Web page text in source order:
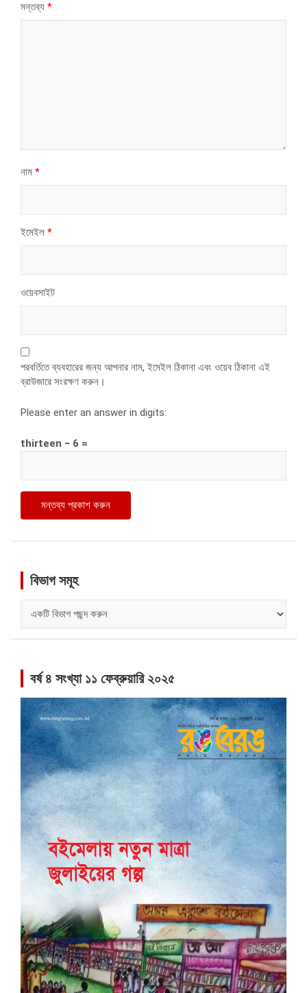
মন্তব্য *
নাম *
ইমেইল *
ওয়েবসাইট
পরবর্তিতে ব্যবহারের জন্য আপনার নাম, ইমেইল ঠিকানা এবং ওয়েব ঠিকানা এই
ব্রাউজারে সংরক্ষণ করুন।
Please enter an answer in digits:
thirteen − 6 =
বিভাগ সমূহ
সমূহ
বর্ষ ৪ সংখ্যা ১১ ফেব্রুয়ারি ২০২৫